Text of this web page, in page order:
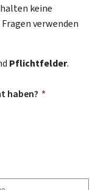
keine
verwenden
Pflichtfelder.
haben? *